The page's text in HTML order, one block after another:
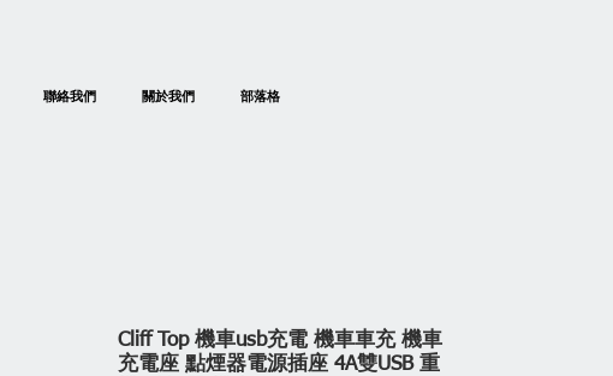
聯絡我們 關於我們 部落格
Cliff Top 機車usb充電 機車車充 機車
充電座 點煙器電源插座 4A雙USB 重